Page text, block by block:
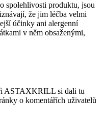
spolehlivosti produktu, jsou
že jim léčba velmi
účinky ani alergenní
v něm obsaženými,
ASTAXKRILL si dali tu
o komentářích uživatelů